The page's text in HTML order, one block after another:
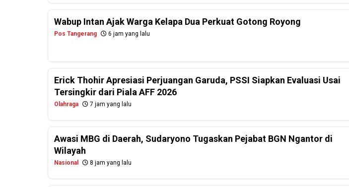
Wabup Intan Ajak Warga Kelapa Dua Perkuat Gotong Royong
Pos Tangerang 6 jam yang lalu
Erick Thohir Apresiasi Perjuangan Garuda, PSSI Siapkan Evaluasi Usai
Tersingkir dari Piala AFF 2026
Olahraga 7 jam yang lalu
Awasi MBG di Daerah, Sudaryono Tugaskan Pejabat BGN Ngantor di
Wilayah
Nasional 8 jam yang lalu